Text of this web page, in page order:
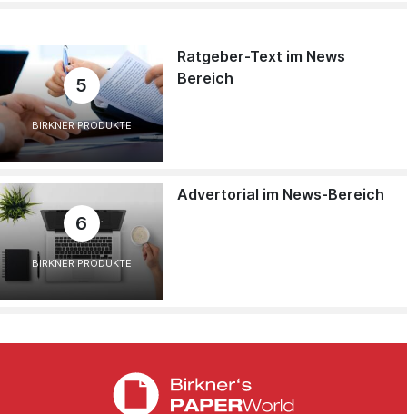
5
BIRKNER PRODUKTE
Ratgeber-Text im News
Bereich
6
BIRKNER PRODUKTE
Advertorial im News-Bereich